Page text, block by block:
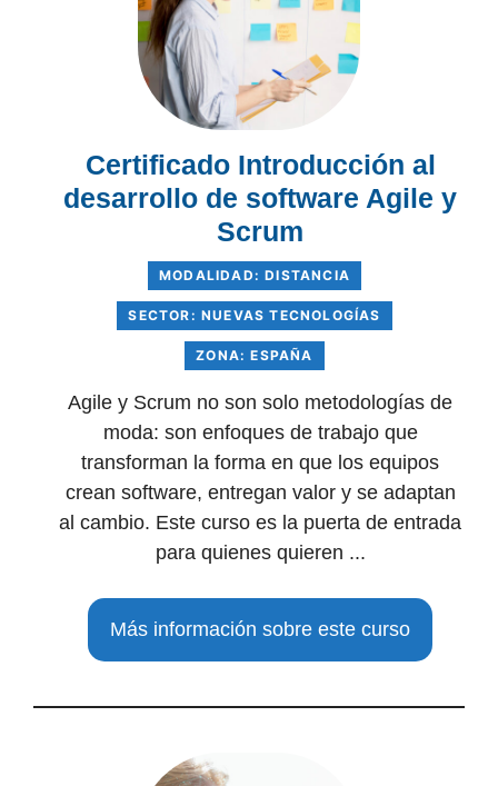
Certificado Introducción al
desarrollo de software Agile y
Scrum
MODALIDAD: DISTANCIA
SECTOR: NUEVAS TECNOLOGÍAS
ZONA: ESPAÑA
Agile y Scrum no son solo metodologías de
moda: son enfoques de trabajo que
transforman la forma en que los equipos
crean software, entregan valor y se adaptan
al cambio. Este curso es la puerta de entrada
para quienes quieren ...
Más información sobre este curso